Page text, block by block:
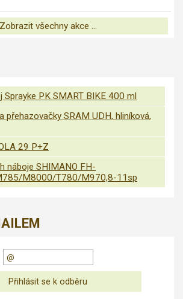
Zobrazit všechny akce ...
Sprayke PK SMART BIKE 400 ml
přehazovačky SRAM UDH, hliníková,
29 P+Z
náboje SHIMANO FH-
M8000/T780/M970,8-11sp